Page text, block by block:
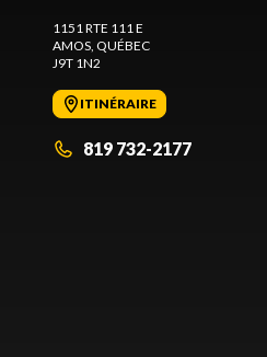
1151 RTE 111 E
AMOS , QUÉBEC
J9T 1N2
ITINÉRAIRE
819 732-2177